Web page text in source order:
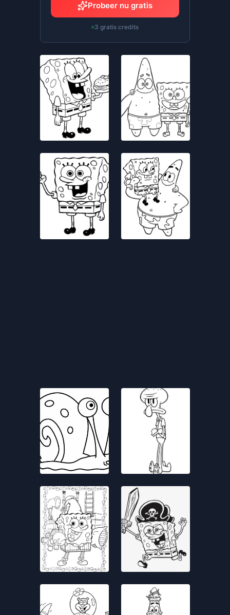
Probeer nu gratis
3 gratis credits